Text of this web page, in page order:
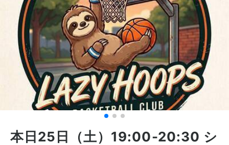
本日25日（土）19:00-20:30 シ